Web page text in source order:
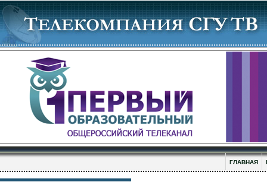
ГЛАВНАЯ